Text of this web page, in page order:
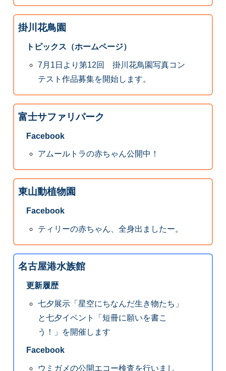
掛川花鳥園
トピックス（ホームページ）
7月1日より第12回 掛川花鳥園写真コン
テスト作品募集を開始します。
富士サファリパーク
Facebook
アムールトラの赤ちゃん公開中！
東山動植物園
Facebook
ティリーの赤ちゃん、全身出ましたー。
名古屋港水族館
更新履歴
七夕展示「星空にちなんだ生き物たち」
と七夕イベント「短冊に願いを書こ
う！」を開催します
Facebook
ウミガメの公開エコー検査を行いまし